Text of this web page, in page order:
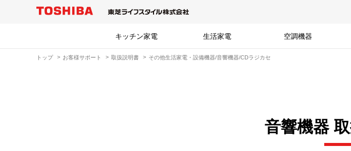
キッチン家電 生活家電 空調機器
トップ お客様サポート 取扱説明書 その他生活家電・設備機器/音響機器/CDラジカセ
音響機器